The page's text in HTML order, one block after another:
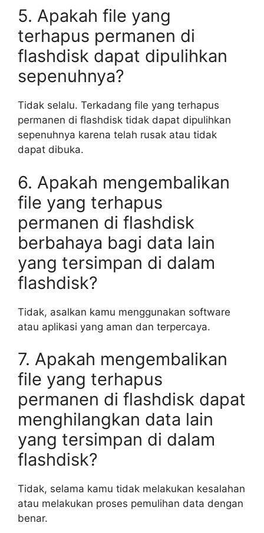
5. Apakah file yang
terhapus permanen di
flashdisk dapat dipulihkan
sepenuhnya?
Tidak selalu. Terkadang file yang terhapus
permanen di flashdisk tidak dapat dipulihkan
sepenuhnya karena telah rusak atau tidak
dapat dibuka.
6. Apakah mengembalikan
file yang terhapus
permanen di flashdisk
berbahaya bagi data lain
yang tersimpan di dalam
flashdisk?
Tidak, asalkan kamu menggunakan software
atau aplikasi yang aman dan terpercaya.
7. Apakah mengembalikan
file yang terhapus
permanen di flashdisk dapat
menghilangkan data lain
yang tersimpan di dalam
flashdisk?
Tidak, selama kamu tidak melakukan kesalahan
atau melakukan proses pemulihan data dengan
benar.